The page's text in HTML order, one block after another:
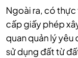
Ngoài ra, có
cấp giấy phép
quan quản lý yêu
sử dụng đất từ